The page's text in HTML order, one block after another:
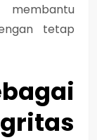
tetap